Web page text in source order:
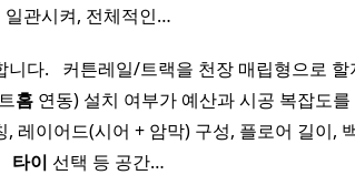
일관시켜, 전체적인…
다. ​ ​ 커튼레일/트랙을 천장 매립형으로
홈 연동) 설치 여부가 예산과 시공 복잡도를
레이어드(시어 + 암막) 구성, 플로어 길이,
타이 선택 등 공간…